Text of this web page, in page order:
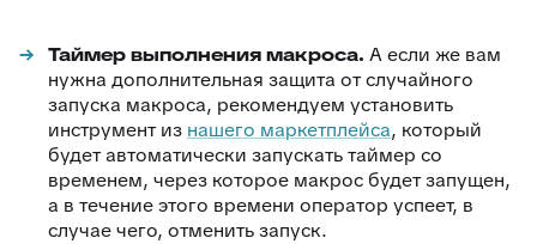
Таймер выполнения макроса. А если же вам
нужна дополнительная защита от случайного
запуска макроса, рекомендуем установить
инструмент из нашего маркетплейса, который
будет автоматически запускать таймер со
временем, через которое макрос будет запущен,
а в течение этого времени оператор успеет, в
случае чего, отменить запуск.